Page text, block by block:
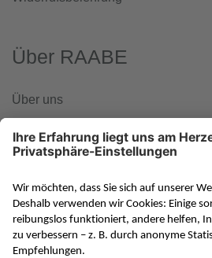
Über RAABE
Über uns
www.klett-gruppe.de
RAABE in den